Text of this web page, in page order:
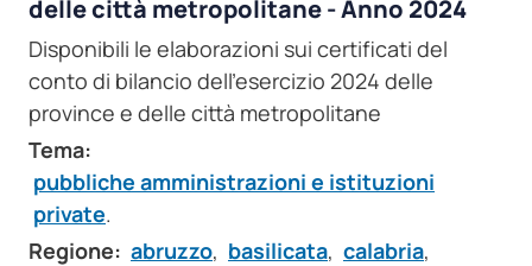
delle città metropolitane - Anno 2024
Disponibili le elaborazioni sui certificati del
conto di bilancio dell'esercizio 2024 delle
province e delle città metropolitane
Tema:
pubbliche amministrazioni e istituzioni
private.
Regione: abruzzo, basilicata, calabria,